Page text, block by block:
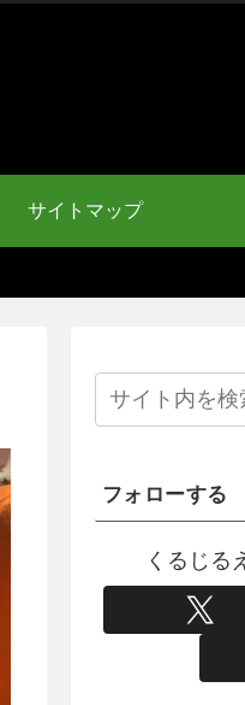
サイトマップ
フォローする
くるじる